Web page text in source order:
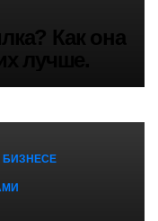
Как она